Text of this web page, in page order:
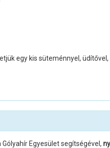
egy kis süteménnyel, üdítővel,
Egyesület segítségével,